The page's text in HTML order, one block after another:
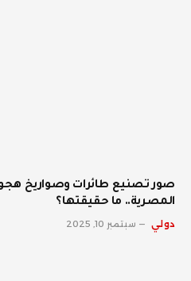
صور تصنيع طائرات وصواريخ
المصرية.. ما حقيقتها؟
دولي سبتمبر 10, 2025